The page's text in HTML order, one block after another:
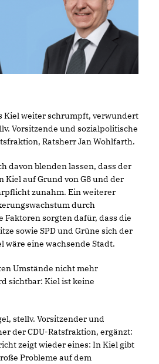
Kiel weiter schrumpft, verwundert
Vorsitzende und sozialpolitische
Ratsherr Jan Wohlfarth.
davon blenden lassen, dass der
Kiel auf Grund von G8 und der
zunahm. Ein weiterer
durch
Faktoren sorgten dafür, dass die
sowie SPD und Grüne sich der
wäre eine wachsende Stadt.
Umstände nicht mehr
sichtbar: Kiel ist keine
stellv. Vorsitzender und
der CDU-Ratsfraktion, ergänzt:
zeigt wieder eines: In Kiel gibt
Probleme auf dem